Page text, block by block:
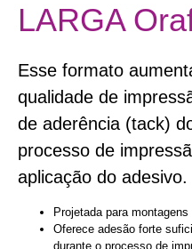
LARGA
Esse formato
qualidade de
de aderência (tack)
processo de
aplicação do adesivo.
Projetada para
Oferece adesão forte
durante o processo de